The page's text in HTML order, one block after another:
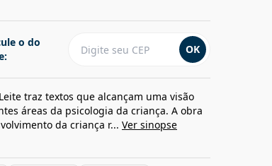
o do
OK
traz textos que alcançam uma visão
áreas da psicologia da criança. A obra
da criança r... Ver sinopse